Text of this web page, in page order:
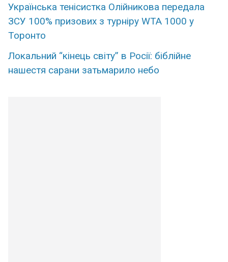
Укpaїнська тенісистка Олійникова пеpедала
ЗСУ 100% пpизових з турніру WTA 1000 у
Торонто
Локальний “кінець світу” в Росії: біблійне
нашестя сарани затьмарило небо